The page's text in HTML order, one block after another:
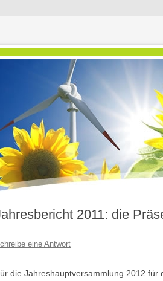
2011: die
eine Antwort
die Jahreshauptversammlung 2012 für